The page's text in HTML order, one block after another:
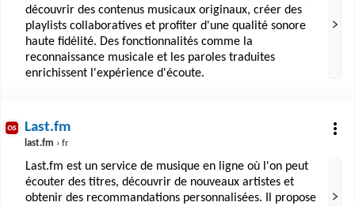
découvrir des contenus musicaux originaux, créer des
playlists collaboratives et profiter d'une qualité sonore
haute fidélité. Des fonctionnalités comme la
reconnaissance musicale et les paroles traduites
enrichissent l'expérience d'écoute.
Last.fm
last.fm › fr
Last.fm est un service de musique en ligne où l'on peut
écouter des titres, découvrir de nouveaux artistes et
obtenir des recommandations personnalisées. Il propose